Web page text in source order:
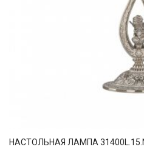
НАСТОЛЬНАЯ ЛАМПА